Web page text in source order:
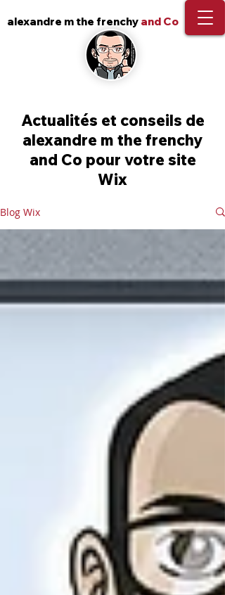
alexandre m the frenchy and Co
Actualités et conseils de
alexandre m the frenchy
and Co pour votre site
Wix
Blog Wix